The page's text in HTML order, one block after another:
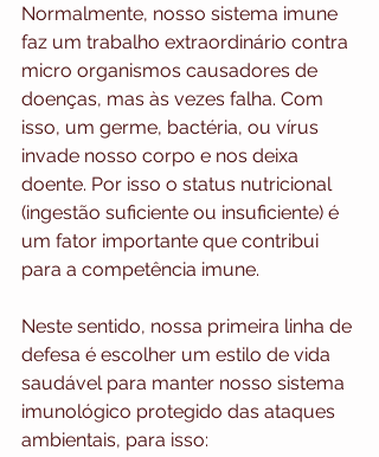
Normalmente, nosso sistema imune
faz um trabalho extraordinário contra
micro organismos causadores de
doenças, mas às vezes falha. Com
isso, um germe, bactéria, ou vírus
invade nosso corpo e nos deixa
doente. Por isso o status nutricional
(ingestão suficiente ou insuficiente) é
um fator importante que contribui
para a competência imune.
Neste sentido, nossa primeira linha de
defesa é escolher um estilo de vida
saudável para manter nosso sistema
imunológico protegido das ataques
ambientais, para isso: